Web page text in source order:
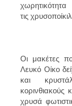
τις
Οι μακέτες
Λευκό Οίκο
και
κορινθιακούς
χρυσά